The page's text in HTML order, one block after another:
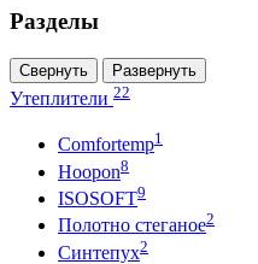
Разделы
Свернуть Развернуть
Утеплители 22
Comfortemp1
Hoopon8
ISOSOFT9
Полотно стеганое2
Синтепух2